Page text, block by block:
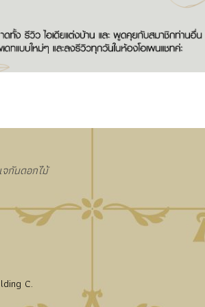
กันดอกไม้
C.